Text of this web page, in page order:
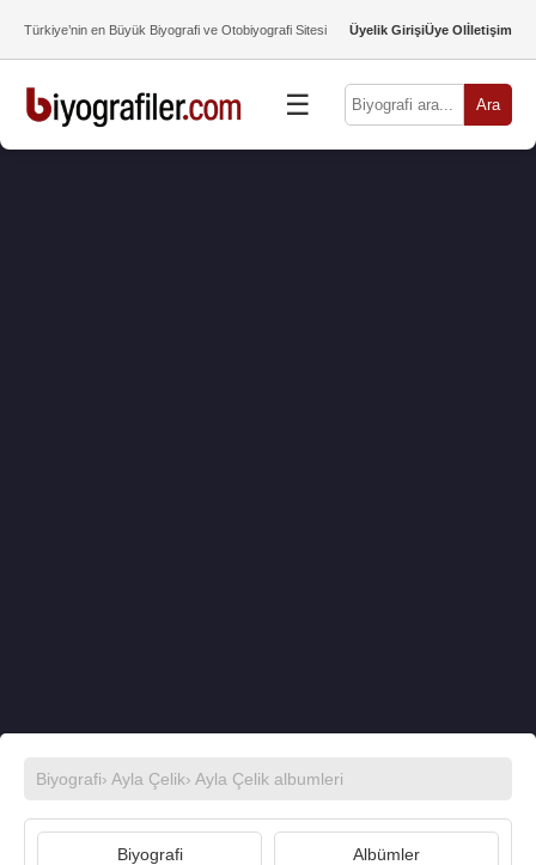
Türkiye’nin en Büyük Biyografi ve Otobiyografi Sitesi Üyelik GirişiÜye Olİletişim
☰ Ara
Biyografi› Ayla Çelik› Ayla Çelik albumleri
Biyografi Albümler